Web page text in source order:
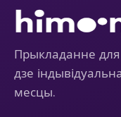
Прыкладанне
дзе
месцы.